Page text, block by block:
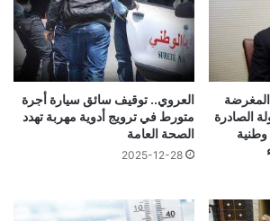
المغرضة
الصادرة
العروي.. توقيف سائق سيارة أجرة
متورط في ترويج أدوية مهربة تهدد
الصحة العامة
2025-12-28